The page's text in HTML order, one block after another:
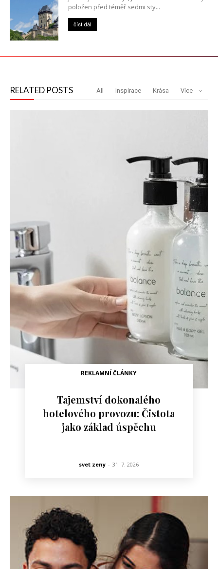
položen před téměř sedmi sty...
číst dál
RELATED POSTS All Inspirace Krása Více
REKLAMNÍ ČLÁNKY
Tajemství dokonalého
hotelového provozu: Čistota
jako základ úspěchu
svet zeny - 31. 7. 2026